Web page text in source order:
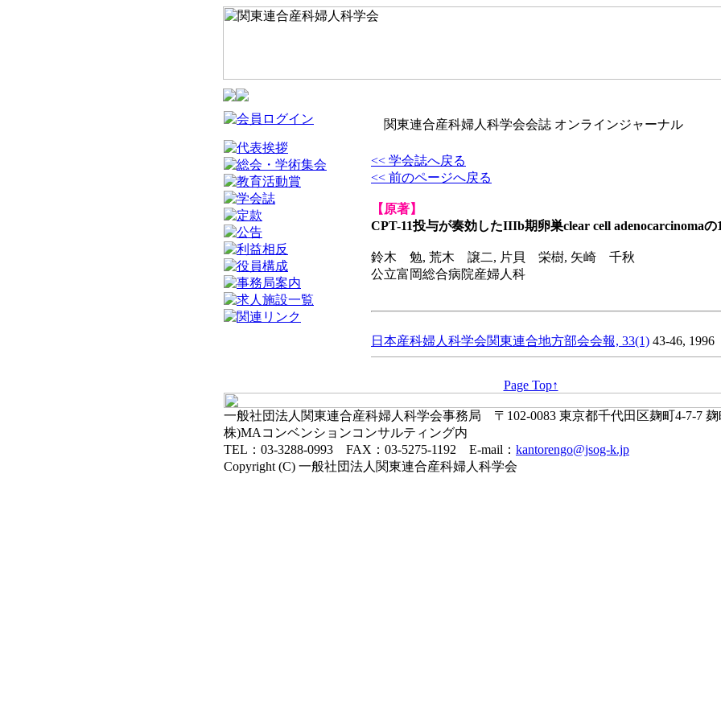
関東連合産科婦人科学会会誌 オンラインジャーナル
<< 学会誌へ戻る
<< 前のページへ戻る
【原著】
CPT-11投与が奏効したIIIb期卵巣clear cell adenocarcinomaの
鈴木 勉, 荒木 譲二, 片貝 栄樹, 矢崎 千秋
公立富岡総合病院産婦人科
日本産科婦人科学会関東連合地方部会会報, 33(1) 43-46, 1996
Page Top↑
一般社団法人関東連合産科婦人科学会事務局 〒102-0083 東京都千代田区麹町4-7-7
株)MAコンベンションコンサルティング内
TEL：03-3288-0993 FAX：03-5275-1192 E-mail： kantorengo@jsog-k.jp
Copyright (C) 一般社団法人関東連合産科婦人科学会